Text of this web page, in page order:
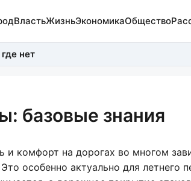
ВластьЖизньЭкономикаОбщество
нет
базовые знания
и комфорт на дорогах во многом
особенно актуально для летнего